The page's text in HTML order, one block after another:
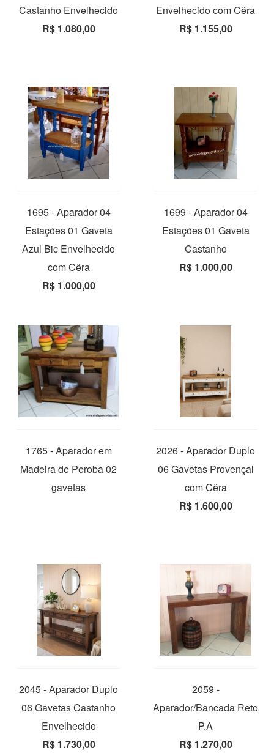
Castanho Envelhecido
R$ 1.080,00
Envelhecido com Cêra
R$ 1.155,00
1695 - Aparador 04
Estações 01 Gaveta
Azul Bic Envelhecido
com Cêra
R$ 1.000,00
1699 - Aparador 04
Estações 01 Gaveta
Castanho
R$ 1.000,00
1765 - Aparador em
Madeira de Peroba 02
gavetas
2026 - Aparador Duplo
06 Gavetas Provençal
com Cêra
R$ 1.600,00
2045 - Aparador Duplo
06 Gavetas Castanho
Envelhecido
R$ 1.730,00
2059 -
Aparador/Bancada Reto
P.A
R$ 1.270,00